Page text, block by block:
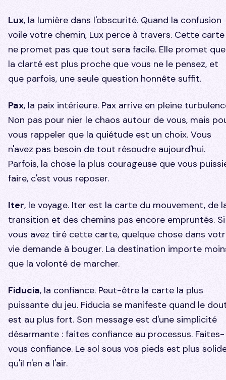
Lux, la lumière dans l'obscurité. Quand la confusion
voile votre chemin, Lux perce à travers. Cette carte
ne promet pas que tout sera facile. Elle promet que
la clarté est plus proche que vous ne le pensez, et
que parfois, une seule question honnête suffit.
Pax, la paix intérieure. Pax arrive en pleine
Non pas pour nier le chaos autour de vous, mais
vous rappeler que la quiétude est un choix. Vous
n'avez pas besoin de tout résoudre aujourd'hui.
Parfois, la chose la plus courageuse que vous
faire, c'est vous reposer.
Iter, le voyage. Iter est la carte du mouvement, de
transition et des chemins pas encore empruntés. Si
vous avez tiré cette carte, quelque chose dans
vie demande à bouger. La destination importe
que la volonté de marcher.
Fiducia, la confiance. Peut-être la carte la plus
puissante du jeu. Fiducia se manifeste quand le
est au plus fort. Son message est d'une simplicité
désarmante : faites confiance au processus. Faites-
vous confiance. Le sol sous vos pieds est plus
qu'il n'en a l'air.